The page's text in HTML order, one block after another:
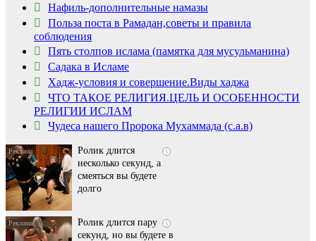
Нафиль-дополнительные намазы
Польза поста в Рамадан,советы и правила
соблюдения
Пять столпов ислама (памятка для мусульманина)
Садака в Исламе
Хадж-условия и совершение.Виды хаджа
ЧТО ТАКОЕ РЕЛИГИЯ.ЦЕЛЬ И ОСОБЕННОСТИ
РЕЛИГИИ ИСЛАМ
Чудеса нашего Пророка Мухаммада (с.а.в)
i
Скрытая камера на
пляже Крыма: Что
люди вытворяют, когда
их не видят...
i
Ролик длится
несколько секунд, а
смеяться вы будете
долго
i
Ролик длится пару
секунд, но вы будете в